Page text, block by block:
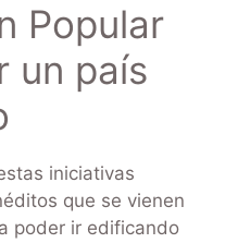
Popular
un país
iniciativas
que se vienen
poder ir edificando